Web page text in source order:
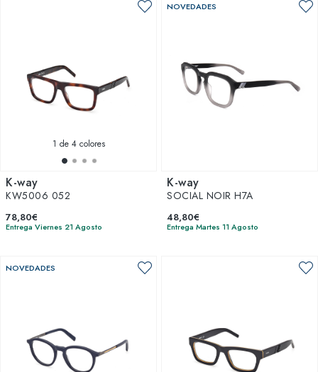
1 de 4 colores
K-way
KW5006 052
78,80€
Entrega Viernes 21 Agosto
NOVEDADES
K-way
SOCIAL NOIR H7A
48,80€
Entrega Martes 11 Agosto
NOVEDADES